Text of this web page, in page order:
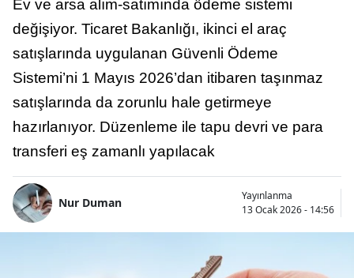
Ev ve arsa alım-satımında ödeme sistemi
değişiyor. Ticaret Bakanlığı, ikinci el araç
satışlarında uygulanan Güvenli Ödeme
Sistemi’ni 1 Mayıs 2026’dan itibaren taşınmaz
satışlarında da zorunlu hale getirmeye
hazırlanıyor. Düzenleme ile tapu devri ve para
transferi eş zamanlı yapılacak
Nur Duman
Yayınlanma
13 Ocak 2026 - 14:56